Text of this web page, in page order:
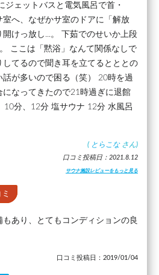
ジェットバスと電気風呂で首・
へ、なぜかサ室のドアに「解放
けっ放し...。 下茹でのせいか上段
ここは「黙浴」なんて関係なしで
てるので聞き耳を立てるとととの
が多いので困る（笑） 20時を過
になってきたので21時過ぎに退館
10分、12分 塩サウナ 12分 水風呂
( とらこな さん)
口コミ投稿日：2021.8.12
サウナ施設レビューをもっと見る
あり、とてもコンディションの良
口コミ投稿日：2019/01/04